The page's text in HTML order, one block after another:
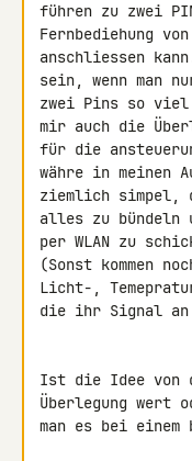
führen zu zwei
Fernbediehung
anschliessen
sein, wenn man
zwei Pins so viel
mir auch die
für die
währe in meinen
ziemlich simpel,
alles zu bündeln
per WLAN zu
(Sonst kommen
Licht-,
die ihr Signal an
Ist die Idee von
Überlegung wert
man es bei